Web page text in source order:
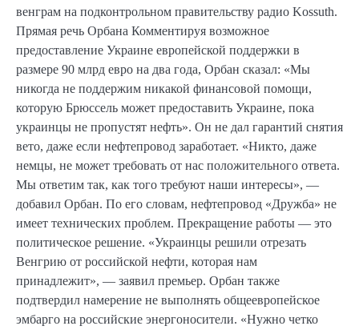
венграм на подконтрольном правительству радио Kossuth.
Прямая речь Орбана Комментируя возможное
предоставление Украине европейской поддержки в
размере 90 млрд евро на два года, Орбан сказал: «Мы
никогда не поддержим никакой финансовой помощи,
которую Брюссель может предоставить Украине, пока
украинцы не пропустят нефть». Он не дал гарантий снятия
вето, даже если нефтепровод заработает. «Никто, даже
немцы, не может требовать от нас положительного ответа.
Мы ответим так, как того требуют наши интересы», —
добавил Орбан. По его словам, нефтепровод «Дружба» не
имеет технических проблем. Прекращение работы — это
политическое решение. «Украинцы решили отрезать
Венгрию от российской нефти, которая нам
принадлежит», — заявил премьер. Орбан также
подтвердил намерение не выполнять общеевропейское
эмбарго на российские энергоносители. «Нужно четко